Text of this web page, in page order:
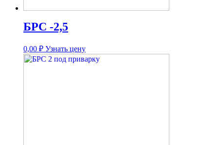
БРС -2,5
0,00 ₽ Узнать цену